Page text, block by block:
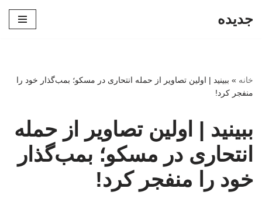
جدیده
خانه » ببینید | اولین تصاویر از حمله انتحاری در مسکو؛ بمب‌گذار خود را
منفجر کرد!
ببینید | اولین تصاویر از حمله
انتحاری در مسکو؛ بمب‌گذار
خود را منفجر کرد!